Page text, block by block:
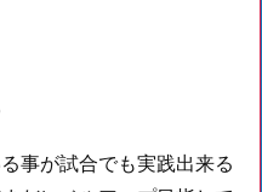
事が試合でも実践出来る